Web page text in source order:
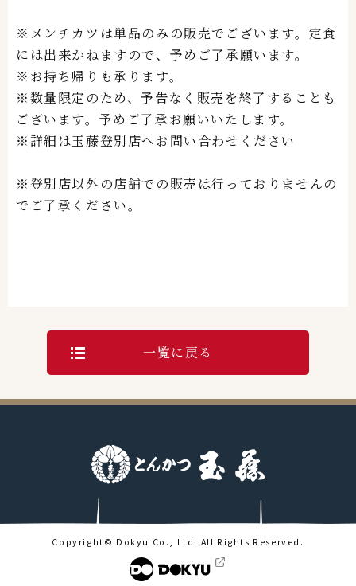
※メンチカツは単品のみの販売でございます。定食
には出来かねますので、予めご了承願います。
※お持ち帰りも承ります。
※数量限定のため、予告なく販売を終了することも
ございます。予めご了承お願いいたします。
※詳細は玉藤登別店へお問い合わせください
※登別店以外の店舗での販売は行っておりませんの
でご了承ください。
一覧に戻る
Copyright© Dokyu Co., Ltd. All Rights Reserved.